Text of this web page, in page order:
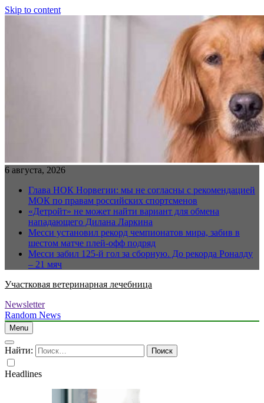
Skip to content
6 августа, 2026
Глава НОК Норвегии: мы не согласны с рекомендацией
МОК по правам российских спортсменов
«Детройт» не может найти вариант для обмена
нападающего Дилана Ларкина
Месси установил рекорд чемпионатов мира, забив в
шестом матче плей‑офф подряд
Месси забил 125-й гол за сборную. До рекорда Роналду
– 21 мяч
Участковая ветеринарная лечебница
Newsletter
Random News
Menu
Найти:
Headlines